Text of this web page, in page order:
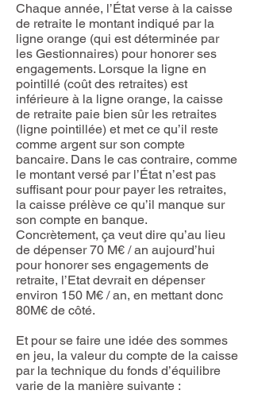
Chaque année, l’État verse à la caisse
de retraite le montant indiqué par la
ligne orange (qui est déterminée par
les Gestionnaires) pour honorer ses
engagements. Lorsque la ligne en
pointillé (coût des retraites) est
inférieure à la ligne orange, la caisse
de retraite paie bien sûr les retraites
(ligne pointillée) et met ce qu’il reste
comme argent sur son compte
bancaire. Dans le cas contraire, comme
le montant versé par l’État n’est pas
suffisant pour pour payer les retraites,
la caisse prélève ce qu’il manque sur
son compte en banque.
Concrètement, ça veut dire qu’au lieu
de dépenser 70 M€ / an aujourd’hui
pour honorer ses engagements de
retraite, l’Etat devrait en dépenser
environ 150 M€ / an, en mettant donc
80M€ de côté.
Et pour se faire une idée des sommes
en jeu, la valeur du compte de la caisse
par la technique du fonds d’équilibre
varie de la manière suivante :